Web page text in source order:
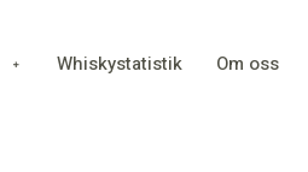
Whiskystatistik Om oss